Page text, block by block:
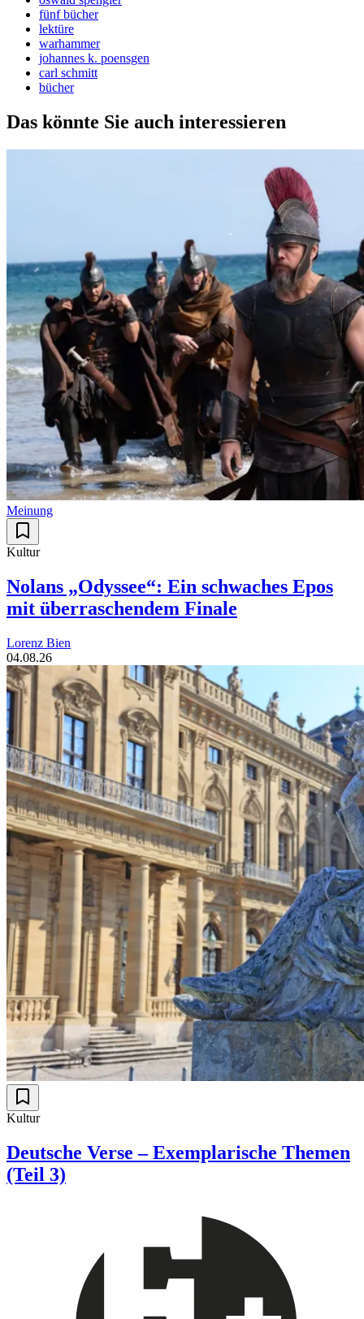
fünf bücher
lektüre
warhammer
johannes k. poensgen
carl schmitt
bücher
Das könnte Sie auch interessieren
Meinung
Kultur
Nolans „Odyssee“: Ein schwaches Epos
mit überraschendem Finale
Lorenz Bien
04.08.26
Kultur
Deutsche Verse – Exemplarische Themen
(Teil 3)